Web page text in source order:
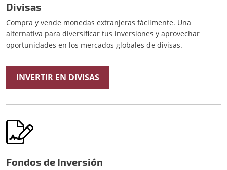
Divisas
Compra y vende monedas extranjeras fácilmente. Una
alternativa para diversificar tus inversiones y aprovechar
oportunidades en los mercados globales de divisas.
INVERTIR EN DIVISAS
Fondos de Inversión